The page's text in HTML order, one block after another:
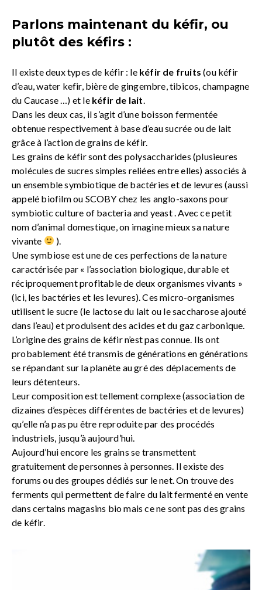
Parlons maintenant du kéfir, ou
plutôt des kéfirs :
Il existe deux types de kéfir : le kéfir de fruits (ou kéfir
d’eau, water kefir, bière de gingembre, tibicos, champagne
du Caucase …) et le kéfir de lait
Dans les deux cas, il s’agit d’une boisson fermentée
obtenue respectivement à base d’eau sucrée ou de lait
grâce à l’action de grains de kéfir.
Les grains de kéfir sont des polysaccharides (plusieures
molécules de sucres simples reliées entre elles) associés à
un ensemble symbiotique de bactéries et de levures (aussi
appelé biofilm ou SCOBY chez les anglo-saxons pour
symbiotic culture of bacteria and yeast . Avec ce petit
nom d’animal domestique, on imagine mieux sa nature
vivante
).
Une symbiose est une de ces perfections de la nature
caractérisée par « l’association biologique, durable et
réciproquement profitable de deux organismes vivants »
(ici, les bactéries et les levures). Ces micro-organismes
utilisent le sucre (le lactose du lait ou le saccharose ajouté
dans l’eau) et produisent des acides et du gaz carbonique.
L’origine des grains de kéfir n’est pas connue. Ils ont
probablement été transmis de générations en générations
se répandant sur la planète au gré des déplacements de
leurs détenteurs.
Leur composition est tellement complexe (association de
dizaines d’espèces différentes de bactéries et de levures)
qu’elle n’a pas pu être reproduite par des procédés
industriels, jusqu’à aujourd’hui.
Aujourd’hui encore les grains se transmettent
gratuitement de personnes à personnes. Il existe des
forums ou des groupes dédiés sur le net. On trouve des
ferments qui permettent de faire du lait fermenté en vente
dans certains magasins bio mais ce ne sont pas des grains
de kéfir.